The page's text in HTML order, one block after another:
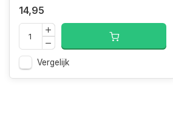
14,95
Vergelijk